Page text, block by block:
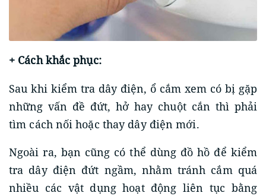
+ Cách khắc phục:
Sau khi kiểm tra dây điện, ổ cắm xem có bị gặp
những vấn đề đứt, hở hay chuột cắn thì phải
tìm cách nối hoặc thay dây điện mới.
Ngoài ra, bạn cũng có thể dùng đồ hồ để kiểm
tra dây điện đứt ngầm, nhằm tránh cắm quá
nhiều các vật dụng hoạt động liên tục bằng